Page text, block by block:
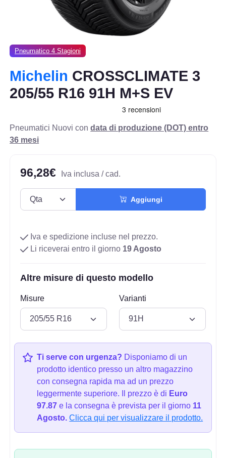
Pneumatico 4 Stagioni
Michelin CROSSCLIMATE 3
205/55 R16 91H M+S EV
Pneumatici Nuovi condata di produzione (DOT) entro
36 mesi
96,28€ Iva inclusa / cad.
Aggiungi
Iva e spedizione incluse nel prezzo.
Li riceverai entro il giorno 19 Agosto
Altre misure di questo modello
Misure Varianti
Ti serve con urgenza? Disponiamo di un
prodotto identico presso un altro magazzino
con consegna rapida ma ad un prezzo
leggermente superiore. Il prezzo è di Euro
97.87 e la consegna è prevista per il giorno 11
Agosto. Clicca qui per visualizzare il prodotto.